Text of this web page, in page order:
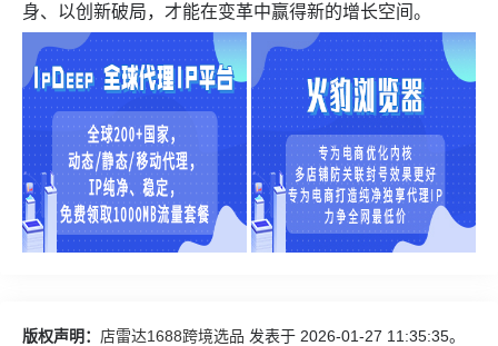
身、以创新破局，才能在变革中赢得新的增长空间。
版权声明： 店雷达1688跨境选品 发表于 2026-01-27 11:35:35。